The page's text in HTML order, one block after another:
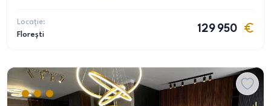
Locație:
Florești
129 950